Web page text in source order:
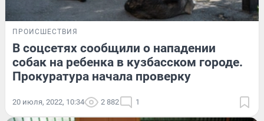
ПРОИСШЕСТВИЯ
В соцсетях сообщили о нападении
собак на ребенка в кузбасском городе.
Прокуратура начала проверку
20 июля, 2022, 10:34 2 882 1